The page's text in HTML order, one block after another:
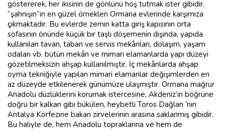
göstererek, her ikisinin de gönlünü hoş tutmak ister gibidir.
“şahnişin”in en güzel örnekleri Ormana evlerinde karşımıza
çıkmaktadır. Bu evlerde zemin katta giriş kapısının orta
sofasının önünde küçük bir taşlı döşemenin dışında, yapıda
kullanılan tavan, taban ve servis mekânları, dolaşım, yaşam
odaları vb. bütün mekân ve mimari elamanlarda yapı düzeyi
gözetilmeksizin ahşap kullanılmıştır. İç mekânlarda ahşap
oyma tekniğiyle yapılan mimari elamanlar değişimlerden en
az düzeyde etkilenerek günümüze ulaşmıştır. Ormana mağrur
Anadolu düzlüklerini korumak istercesine, Akdeniz’in böğrüne
doğru bir kalkan gibi bükülen, heybetli Toros Dağlan ‘nın
Antalya Körfezine bakan zirvelerinin arasına saklanmış gibidir.
Bu haliyle de, hem Anadolu topraklarına ve hem de